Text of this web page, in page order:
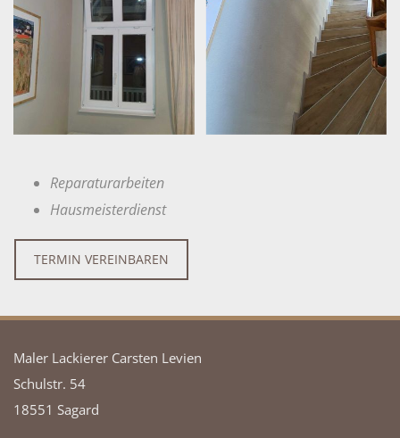
Reparaturarbeiten
Hausmeisterdienst
TERMIN VEREINBAREN
Maler Lackierer Carsten Levien
Schulstr. 54
18551 Sagard